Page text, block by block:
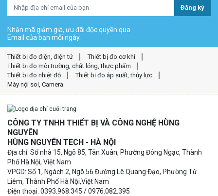
Đăng ký
Nhận mã giảm giá, ưu đãi độc quyền qua
Email của bạn mỗi ngày.
Thiết bị đo điện, điện tử
Thiết bị đo cơ khí
Thiết bị đo môi trường, chất lỏng, thực phẩm
Thiết bị đo nhiệt độ
Thiết bị đo áp suất, thủy lực
Máy nội soi, Camera
CÔNG TY TNHH THIẾT BỊ VÀ CÔNG NGHỆ HÙNG
NGUYÊN
HÙNG NGUYÊN TECH - HÀ NỘI
Địa chỉ: Số nhà 15, Ngõ 85, Tân Xuân, Phường Đông Ngạc, Thành
Phố Hà Nội, Việt Nam
VPGD: Số 1, Ngách 2, Ngõ 56 Đường Lê Quang Đạo, Phường Từ
Liêm, Thành Phố Hà Nội,Việt Nam
Điện thoại: 0393.968.345 / 0976.082.395